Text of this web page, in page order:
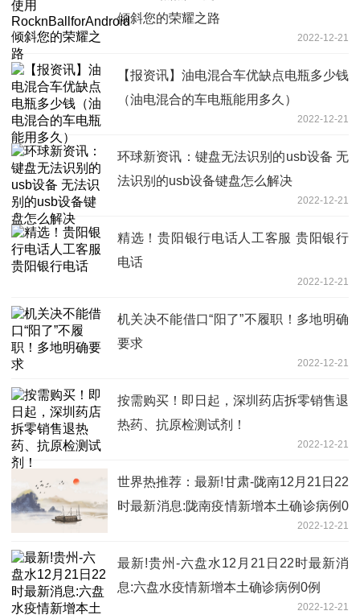
倾斜您的荣耀之路
2022-12-21
【报资讯】油电混合车优缺点电瓶多少钱
（油电混合的车电瓶能用多久）
2022-12-21
环球新资讯：键盘无法识别的usb设备 无
法识别的usb设备键盘怎么解决
2022-12-21
精选！贵阳银行电话人工客服 贵阳银行
电话
2022-12-21
机关决不能借口“阳了”不履职！多地明确
要求
2022-12-21
按需购买！即日起，深圳药店拆零销售退
热药、抗原检测试剂！
2022-12-21
世界热推荐：最新!甘肃-陇南12月21日22
时最新消息:陇南疫情新增本土确诊病例0
2022-12-21
最新!贵州-六盘水12月21日22时最新消
息:六盘水疫情新增本土确诊病例0例
2022-12-21